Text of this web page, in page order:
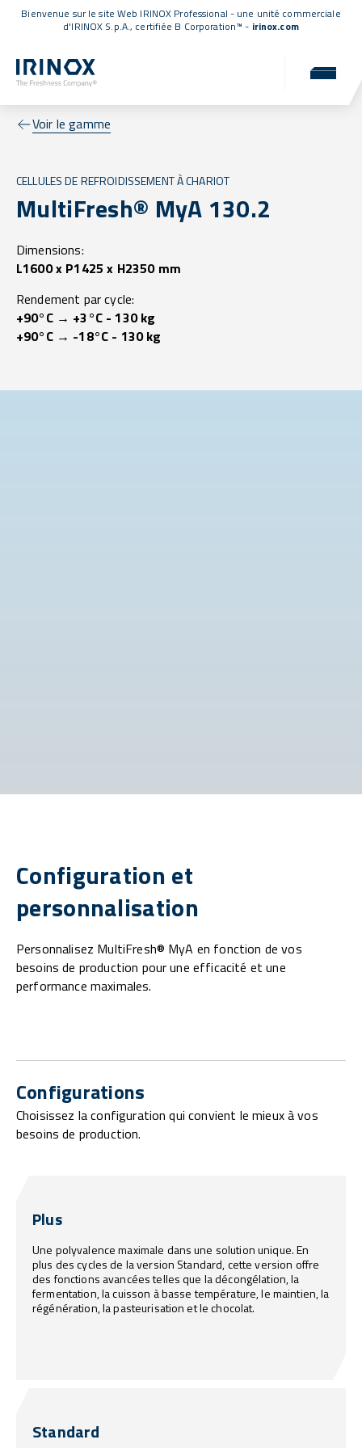
Bienvenue sur le site Web IRINOX Professional - une unité commerciale
d'IRINOX S.p.A., certifiée B Corporation™ - irinox.com
Voir le gamme
CELLULES DE REFROIDISSEMENT À CHARIOT
MultiFresh® MyA 130.2
Dimensions:
L1600 x P1425 x H2350 mm
Rendement par cycle:
+90°C → +3°C - 130 kg
+90°C → -18°C - 130 kg
Configuration et
personnalisation
Personnalisez MultiFresh® MyA en fonction de vos
besoins de production pour une efficacité et une
performance maximales.
Configurations
Choisissez la configuration qui convient le mieux à vos
besoins de production.
Plus
Une polyvalence maximale dans une solution unique. En
plus des cycles de la version Standard, cette version offre
des fonctions avancées telles que la décongélation, la
fermentation, la cuisson à basse température, le maintien, la
régénération, la pasteurisation et le chocolat.
Standard